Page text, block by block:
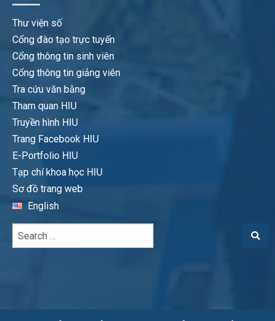
Thư viện số
Cổng đào tạo trực tuyến
Cổng thông tin sinh viên
Cổng thông tin giảng viên
Tra cứu văn bằng
Tham quan HIU
Truyền hình HIU
Trang Facebook HIU
E-Portfolio HIU
Tạp chí khoa học HIU
Sơ đồ trang web
English